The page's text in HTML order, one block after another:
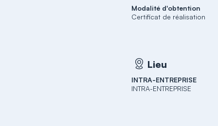
Modalité d'obtention
Certificat de réalisation
Lieu
INTRA-ENTREPRISE
INTRA-ENTREPRISE